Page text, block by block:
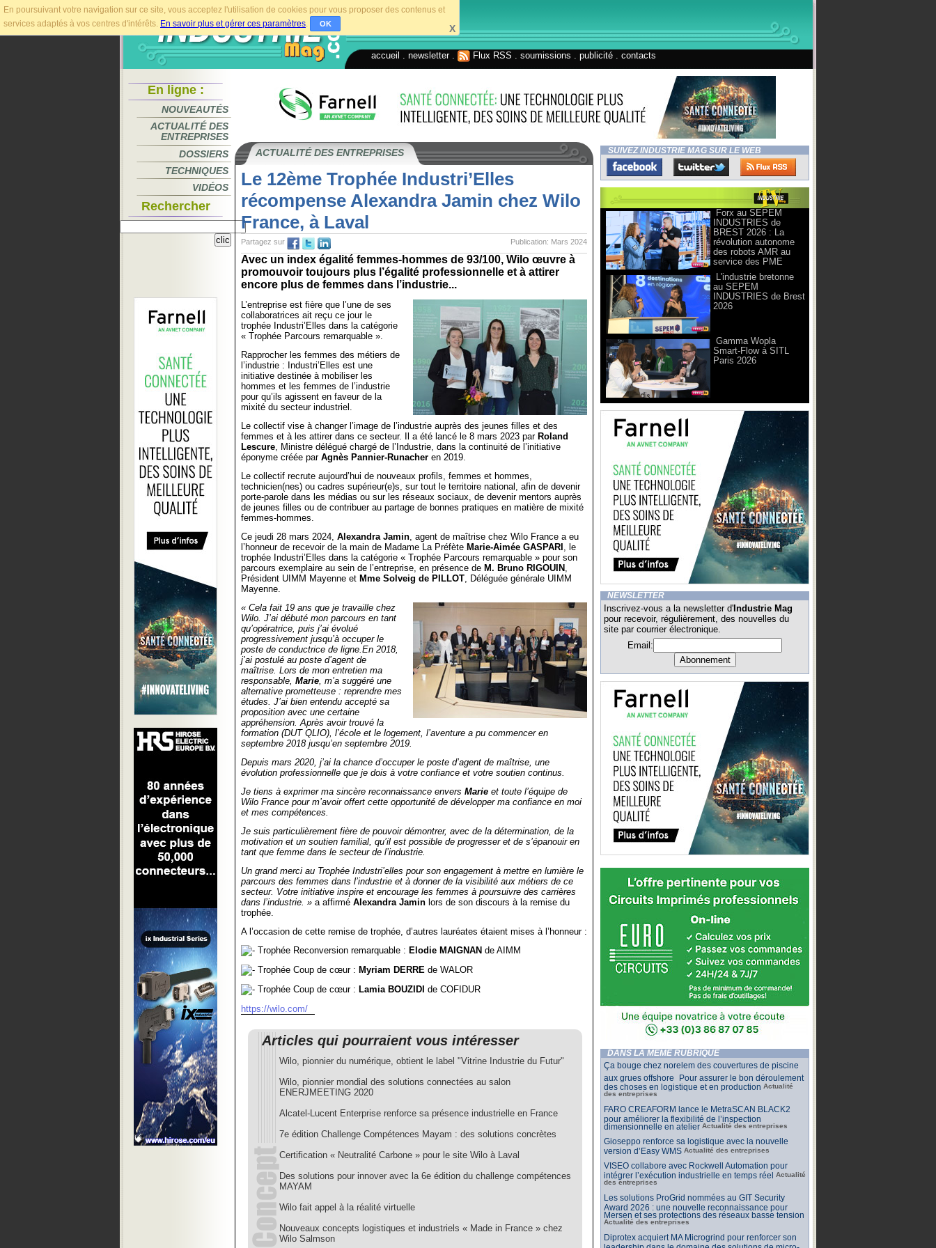
En poursuivant votre navigation sur ce site, vous acceptez l'utilisation de cookies pour vous proposer des contenus et
services adaptés à vos centres d'intérêts. En savoir plus et gérer ces paramètres. OK X
accueil newsletter. Flux RSS soumissions publicité contacts
En ligne :
NOUVEAUTÉS
ACTUALITÉ DES
ENTREPRISES
DOSSIERS
TECHNIQUES
VIDÉOS
Rechercher
ACTUALITÉ DES ENTREPRISES
Le 12ème Trophée Industri’Elles
récompense Alexandra Jamin chez Wilo
France, à Laval
Publication: Mars 2024
Partagez sur
Avec un index égalité femmes-hommes de 93/100, Wilo œuvre à
promouvoir toujours plus l’égalité professionnelle et à attirer
encore plus de femmes dans l’industrie...
L’entreprise est fière que l’une de ses
collaboratrices ait reçu ce jour le
trophée Industri’Elles dans la catégorie
« Trophée Parcours remarquable ».
Rapprocher les femmes des métiers de
l’industrie : Industri’Elles est une
initiative destinée à mobiliser les
hommes et les femmes de l’industrie
pour qu’ils agissent en faveur de la
mixité du secteur industriel.
Le collectif vise à changer l’image de l’industrie auprès des jeunes filles et des
femmes et à les attirer dans ce secteur. Il a été lancé le 8 mars 2023 par Roland
Lescure, Ministre délégué chargé de l’Industrie, dans la continuité de l’initiative
éponyme créée par Agnès Pannier-Runacher en 2019.
Le collectif recrute aujourd’hui de nouveaux profils, femmes et hommes,
technicien(nes) ou cadres supérieur(e)s, sur tout le territoire national, afin de devenir
porte-parole dans les médias ou sur les réseaux sociaux, de devenir mentors auprès
de jeunes filles ou de contribuer au partage de bonnes pratiques en matière de mixité
femmes-hommes.
Ce jeudi 28 mars 2024, Alexandra Jamin, agent de maîtrise chez Wilo France a eu
l’honneur de recevoir de la main de Madame La Préfète Marie-Aimée GASPARI , le
trophée Industri’Elles dans la catégorie « Trophée Parcours remarquable » pour son
parcours exemplaire au sein de l’entreprise, en présence de M. Bruno RIGOUIN ,
Président UIMM Mayenne et Mme Solveig de PILLOT, Déléguée générale UIMM
Mayenne.
« Cela fait 19 ans que je travaille chez
Wilo. J’ai débuté mon parcours en tant
qu’opératrice, puis j’ai évolué
progressivement jusqu’à occuper le
poste de conductrice de ligne.En 2018,
j’ai postulé au poste d’agent de
maîtrise. Lors de mon entretien ma
responsable, Marie, m’a suggéré une
alternative prometteuse : reprendre mes
études. J’ai bien entendu accepté sa
proposition avec une certaine
appréhension. Après avoir trouvé la
formation (DUT QLIO), l’école et le logement, l’aventure a pu commencer en
septembre 2018 jusqu’en septembre 2019.
Depuis mars 2020, j’ai la chance d’occuper le poste d’agent de maîtrise, une
évolution professionnelle que je dois à votre confiance et votre soutien continus.
Je tiens à exprimer ma sincère reconnaissance envers Marie et toute l’équipe de
Wilo France pour m’avoir offert cette opportunité de développer ma confiance en moi
et mes compétences.
Je suis particulièrement fière de pouvoir démontrer, avec de la détermination, de la
motivation et un soutien familial, qu’il est possible de progresser et de s’épanouir en
tant que femme dans le secteur de l’industrie.
Un grand merci au Trophée Industri’elles pour son engagement à mettre en lumière le
parcours des femmes dans l’industrie et à donner de la visibilité aux métiers de ce
secteur. Votre initiative inspire et encourage les femmes à poursuivre des carrières
dans l’industrie. » a affirmé Alexandra Jamin lors de son discours à la remise du
trophée.
A l’occasion de cette remise de trophée, d’autres lauréates étaient mises à l’honneur :
Trophée Reconversion remarquable : Elodie MAIGNAN de AIMM
Trophée Coup de cœur : Myriam DERRE de WALOR
Trophée Coup de cœur : Lamia BOUZIDI de COFIDUR
https://wilo.com/
Articles qui pourraient vous intéresser
Wilo, pionnier du numérique, obtient le label "Vitrine Industrie du Futur"
Wilo, pionnier mondial des solutions connectées au salon
ENERJMEETING 2020
Alcatel-Lucent Enterprise renforce sa présence industrielle en France
7e édition Challenge Compétences Mayam : des solutions concrètes
Certification « Neutralité Carbone » pour le site Wilo à Laval
Des solutions pour innover avec la 6e édition du challenge compétences
MAYAM
Wilo fait appel à la réalité virtuelle
Nouveaux concepts logistiques et industriels « Made in France » chez
Wilo Salmson
SUIVEZ INDUSTRIE MAG SUR LE WEB
Forx au SEPEM
INDUSTRIES de
BREST 2026 : La
révolution autonome
des robots AMR au
service des PME
L'industrie bretonne
au SEPEM
INDUSTRIES de Brest
2026
Gamma Wopla
Smart-Flow à SITL
Paris 2026
NEWSLETTER
Inscrivez-vous a la newsletter d' Industrie Mag
pour recevoir, régulièrement, des nouvelles du
site par courrier électronique.
Email:
DANS LA MÊME RUBRIQUE
Ça bouge chez norelem des couvertures de piscine
aux grues offshore Pour assurer le bon déroulement
des choses en logistique et en production Actualité
des entreprises
FARO CREAFORM lance le MetraSCAN BLACK2
pour améliorer la flexibilité de l’inspection
dimensionnelle en atelier Actualité des entreprises
Gioseppo renforce sa logistique avec la nouvelle
version d’Easy WMS Actualité des entreprises
VISEO collabore avec Rockwell Automation pour
intégrer l’exécution industrielle en temps réel Actualité
des entreprises
Les solutions ProGrid nommées au GIT Security
Award 2026 : une nouvelle reconnaissance pour
Mersen et ses protections des réseaux basse tension
Actualité des entreprises
Diprotex acquiert MA Microgrind pour renforcer son
leadership dans le domaine des solutions de micro-